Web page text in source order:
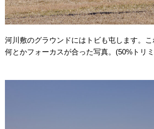
河川敷のグラウンドにはトビも屯します。
何とかフォーカスが合った写真。(50%トリ